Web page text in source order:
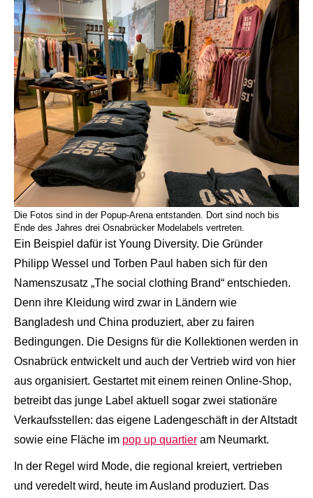
Die Fotos sind in der Popup-Arena entstanden. Dort sind noch bis
Ende des Jahres drei Osnabrücker Modelabels vertreten.
Ein Beispiel dafür ist Young Diversity. Die Gründer
Philipp Wessel und Torben Paul haben sich für den
Namenszusatz „The social clothing Brand“ entschieden.
Denn ihre Kleidung wird zwar in Ländern wie
Bangladesh und China produziert, aber zu fairen
Bedingungen. Die Designs für die Kollektionen werden in
Osnabrück entwickelt und auch der Vertrieb wird von hier
aus organisiert. Gestartet mit einem reinen Online-Shop,
betreibt das junge Label aktuell sogar zwei stationäre
Verkaufsstellen: das eigene Ladengeschäft in der Altstadt
sowie eine Fläche im pop up quartier am Neumarkt.
In der Regel wird Mode, die regional kreiert, vertrieben
und veredelt wird, heute im Ausland produziert. Das